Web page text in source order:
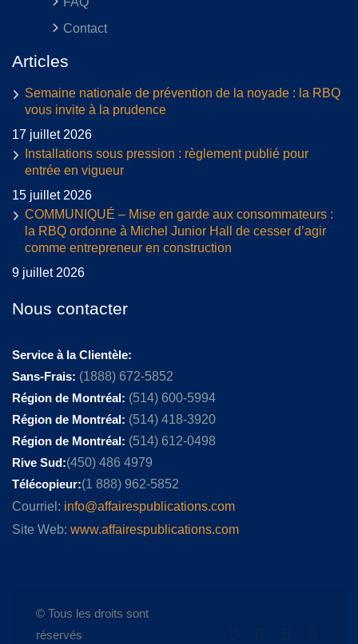
Contact
Articles
Semaine nationale de prévention de la noyade : la RBQ
vous invite à la prudence
17 juillet 2026
Installations sous pression : règlement publié pour
entrée en vigueur
15 juillet 2026
COMMUNIQUÉ – Mise en garde aux consommateurs :
la RBQ ordonne à Michel Junior Hall de cesser d’agir
comme entrepreneur en construction
9 juillet 2026
Nous contacter
Service à la Clientèle:
Sans-Frais: (1888) 672-5852
Région de Montréal: (514) 600-5994
Région de Montréal: (514) 418-3920
Région de Montréal: (514) 612-0498
Rive Sud:(450) 486 4979
Télécopieur:(1 888) 962-5852
Courriel: info@affairespublications.com
Site Web: www.affairespublications.com
© Tous les droits sont
réservés